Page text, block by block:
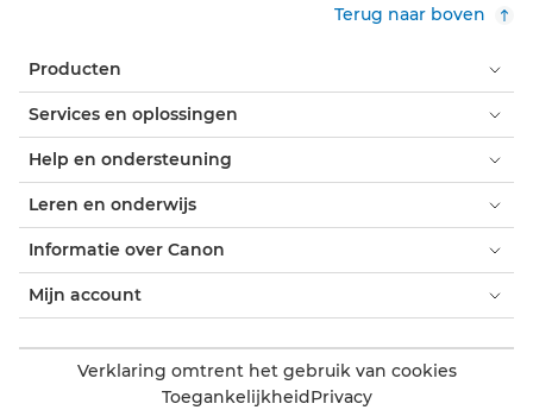
Terug naar boven
Producten
Services en oplossingen
Help en ondersteuning
Leren en onderwijs
Informatie over Canon
Mijn account
Verklaring omtrent het gebruik van cookies
ToegankelijkheidPrivacy